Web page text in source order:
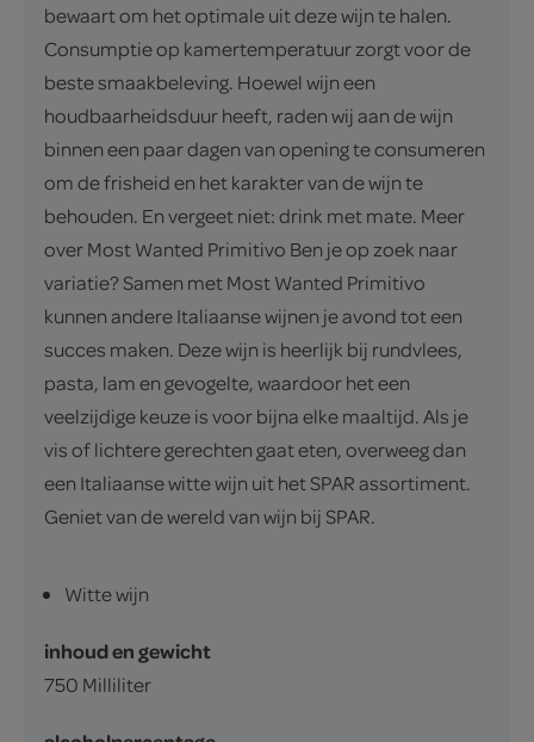
bewaart om het optimale uit deze wijn te halen.
Consumptie op kamertemperatuur zorgt voor de
beste smaakbeleving. Hoewel wijn een
houdbaarheidsduur heeft, raden wij aan de wijn
binnen een paar dagen van opening te consumeren
om de frisheid en het karakter van de wijn te
behouden. En vergeet niet: drink met mate. Meer
over Most Wanted Primitivo Ben je op zoek naar
variatie? Samen met Most Wanted Primitivo
kunnen andere Italiaanse wijnen je avond tot een
succes maken. Deze wijn is heerlijk bij rundvlees,
pasta, lam en gevogelte, waardoor het een
veelzijdige keuze is voor bijna elke maaltijd. Als je
vis of lichtere gerechten gaat eten, overweeg dan
een Italiaanse witte wijn uit het SPAR assortiment.
Geniet van de wereld van wijn bij SPAR.
Witte wijn
inhoud en gewicht
750 Milliliter